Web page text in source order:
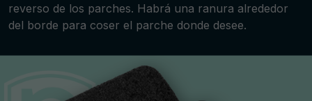
reverso de los parches. Habrá una ranura alrededor
del borde para coser el parche donde desee.